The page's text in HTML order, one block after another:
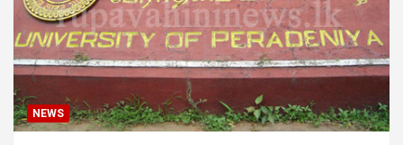
NEWS